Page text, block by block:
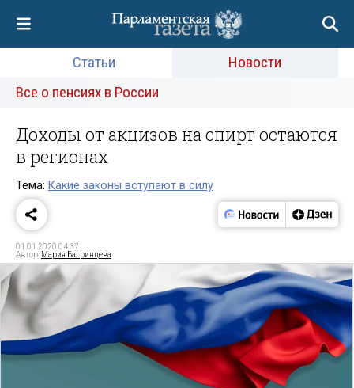
Статьи
Новости
Все о пенсиях в России
Доходы от акцизов на спирт остаются
в регионах
Тема: Какие законы вступают в силу
01.01.2020 04:37
Автор: Мария Багринцева